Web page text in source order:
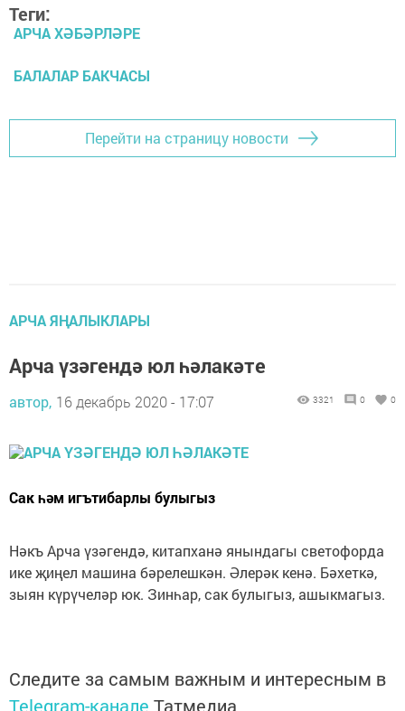
Теги:
АРЧА ХӘБӘРЛӘРЕ
БАЛАЛАР БАКЧАСЫ
Перейти на страницу новости
АРЧА ЯҢАЛЫКЛАРЫ
Арча үзәгендә юл һәлакәте
автор, 16 декабрь 2020 - 17:07 3321 0 0
Сак һәм игътибарлы булыгыз
Нәкъ Арча үзәгендә, китапханә янындагы светофорда
ике җиңел машина бәрелешкән. Әлерәк кенә. Бәхеткә,
зыян күрүчеләр юк. Зинһар, сак булыгыз, ашыкмагыз.
Следите за самым важным и интересным в
Telegram-канале Татмедиа